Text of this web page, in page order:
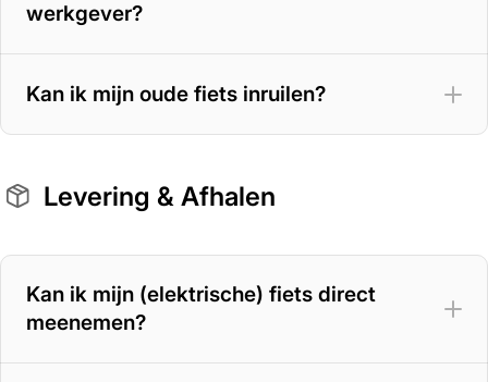
werkgever?
Kan ik mijn oude fiets inruilen?
Levering & Afhalen
Kan ik mijn (elektrische) fiets direct
meenemen?